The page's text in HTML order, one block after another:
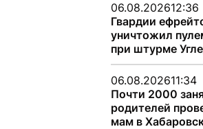
06.08.202612:36
Гвардии
уничтожил
при штурме
06.08.202611:34
Почти 2000
родителей
мам в